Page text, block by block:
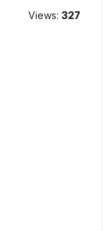
Views: 327